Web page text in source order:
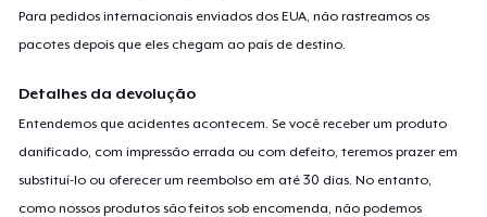
Para pedidos internacionais enviados dos EUA, não rastreamos os
pacotes depois que eles chegam ao país de destino.
Detalhes da devolução
Entendemos que acidentes acontecem. Se você receber um produto
danificado, com impressão errada ou com defeito, teremos prazer em
substituí-lo ou oferecer um reembolso em até 30 dias. No entanto,
como nossos produtos são feitos sob encomenda, não podemos